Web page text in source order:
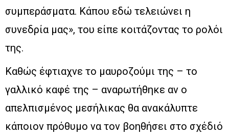
συμπεράσματα. Κάπου εδώ τελειώνει η
συνεδρία μας», του είπε κοιτάζοντας το ρολόι
της.
Καθώς έφτιαχνε το μαυροζούμι της – το
γαλλικό καφέ της – αναρωτήθηκε αν ο
απελπισμένος μεσήλικας θα ανακάλυπτε
κάποιον πρόθυμο να τον βοηθήσει στο σχέδιό